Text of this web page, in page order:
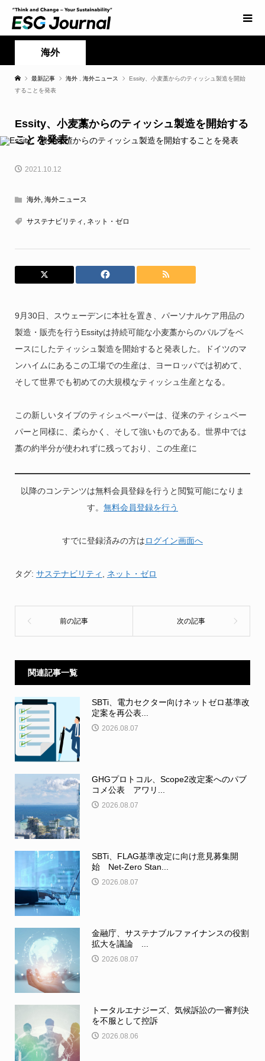
海外
最新記事 海外 海外ニュース
Essity、小麦藁からのティッシュ製造を開始
することを発表
Essity、小麦藁からのティッシュ製造を開始する
ことを発表
2021.10.12
海外, 海外ニュース
サステナビリティ , ネット・ゼロ
9月30日、スウェーデンに本社を置き、パーソナルケア用品の
製造・販売を行うEssityは持続可能な小麦藁からのパルプをベ
ースにしたティッシュ製造を開始すると発表した。ドイツのマ
ンハイムにあるこの工場での生産は、ヨーロッパでは初めて、
そして世界でも初めての大規模なティッシュ生産となる。
この新しいタイプのティシュペーパーは、従来のティシュペー
パーと同様に、柔らかく、そして強いものである。世界中では
藁の約半分が使われずに残っており、この生産に
以降のコンテンツは無料会員登録を行うと閲覧可能になりま
す。 無料会員登録を行う
すでに登録済みの方はログイン画面へ
タグ: サステナビリティ ネット・ゼロ
関連記事一覧
SBTi、電力セクター向けネットゼロ基準改
定案を再公表...
2026.08.07
GHGプロトコル、Scope2改定案へのパブ
コメ公表 アワリ...
2026.08.07
SBTi、FLAG基準改定に向け意見募集開
始 Net-Zero Stan...
2026.08.07
金融庁、サステナブルファイナンスの役割
拡大を議論 ...
2026.08.07
トータルエナジーズ、気候訴訟の一審判決
を不服として控訴
2026.08.06